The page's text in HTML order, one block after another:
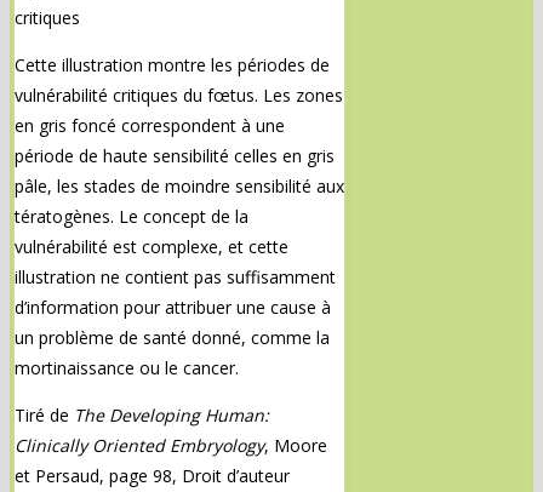
critiques
Cette illustration montre les périodes de
vulnérabilité critiques du fœtus. Les zones
en gris foncé correspondent à une
période de haute sensibilité celles en gris
pâle, les stades de moindre sensibilité aux
tératogènes. Le concept de la
vulnérabilité est complexe, et cette
illustration ne contient pas suffisamment
d’information pour attribuer une cause à
un problème de santé donné, comme la
mortinaissance ou le cancer.
Tiré de The Developing Human:
Clinically Oriented Embryology, Moore
et Persaud, page 98, Droit d’auteur